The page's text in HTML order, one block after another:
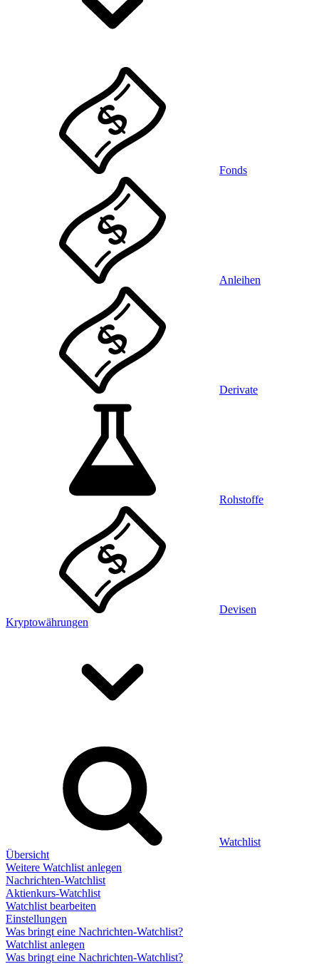
Fonds
Anleihen
Derivate
Rohstoffe
Devisen
Kryptowährungen
Watchlist
Übersicht
Weitere Watchlist anlegen
Nachrichten-Watchlist
Aktienkurs-Watchlist
Watchlist bearbeiten
Einstellungen
Was bringt eine Nachrichten-Watchlist?
Watchlist anlegen
Was bringt eine Nachrichten-Watchlist?